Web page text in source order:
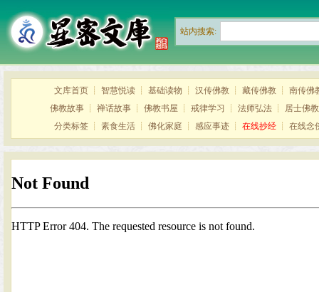
站内搜索:
文库首页 ┊ 智慧悦读 ┊ 基础读物 ┊ 汉传佛教 ┊ 藏传佛教 ┊ 南传佛
佛教故事 ┊ 禅话故事 ┊ 佛教书屋 ┊ 戒律学习 ┊ 法师弘法 ┊ 居士佛教
分类标签 ┊ 素食生活 ┊ 佛化家庭 ┊ 感应事迹 ┊ 在线抄经 ┊ 在线念